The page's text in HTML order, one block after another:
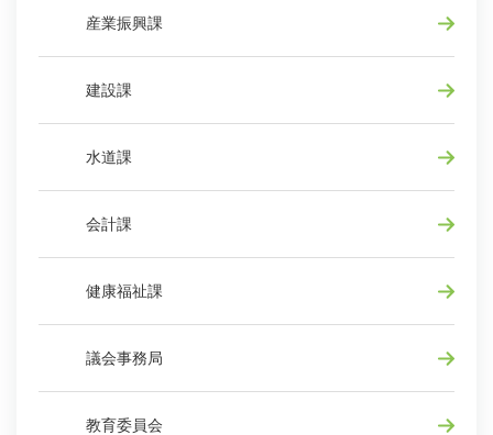
産業振興課
建設課
水道課
会計課
健康福祉課
議会事務局
教育委員会